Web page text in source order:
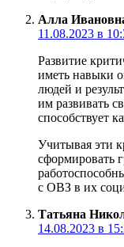
Алла
11.08.2023 в
Развитие
иметь навыки
людей и
им развивать
способствует
Учитывая эти
сформировать
с ОВЗ в их
Татьяна
14.08.2023 в